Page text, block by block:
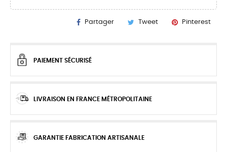
Partager Tweet Pinterest
PAIEMENT SÉCURISÉ
LIVRAISON EN FRANCE MÉTROPOLITAINE
GARANTIE FABRICATION ARTISANALE